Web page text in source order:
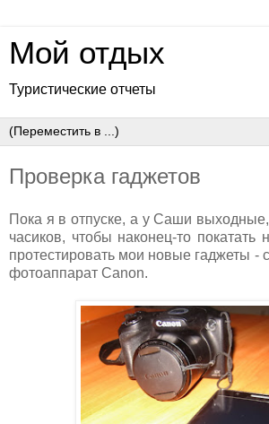
Мой отдых
Туристические отчеты
Проверка гаджетов
Пока я в отпуске, а у Саши
часиков, чтобы наконец-то покатать
протестировать мои новые гаджеты -
фотоаппарат Canon.